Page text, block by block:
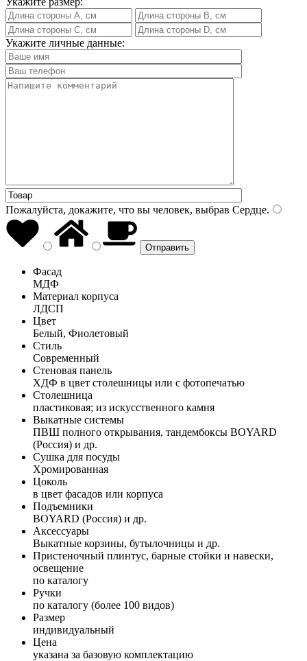
Укажите личные данные:
Пожалуйста, докажите, что вы человек, выбрав Сердце.
Фасад
МДФ
Материал корпуса
ЛДСП
Цвет
Белый, Фиолетовый
Стиль
Современный
Стеновая панель
ХДФ в цвет столешницы или с фотопечатью
Столешница
пластиковая; из искусственного камня
Выкатные системы
ПВШ полного открывания, тандембоксы BOYARD
(Россия) и др.
Сушка для посуды
Хромированная
Цоколь
в цвет фасадов или корпуса
Подъемники
BOYARD (Россия) и др.
Аксессуары
Выкатные корзины, бутылочницы и др.
Пристеночный плинтус, барные стойки и навески,
освещение
по каталогу
Ручки
по каталогу (более 100 видов)
Размер
индивидуальный
Цена
указана за базовую комплектацию